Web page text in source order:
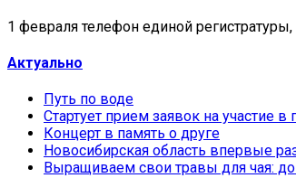
1 февраля телефон единой
Актуально
Путь по воде
Стартует прием заявок на участие
Концерт в память о друге
Новосибирская область впервые
Выращиваем свои травы для чая: